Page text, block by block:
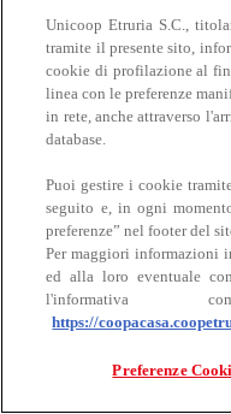
Carne
Bovino
Unicoop Etruria S.C.,
tramite il presente sito,
cookie di profilazione al
linea con le preferenze
in rete, anche attraverso
database.
Puoi gestire i cookie
seguito e, in ogni
preferenze” nel footer del
Per maggiori informazioni
ed alla loro eventuale
l'informativa
https://
Preferenze